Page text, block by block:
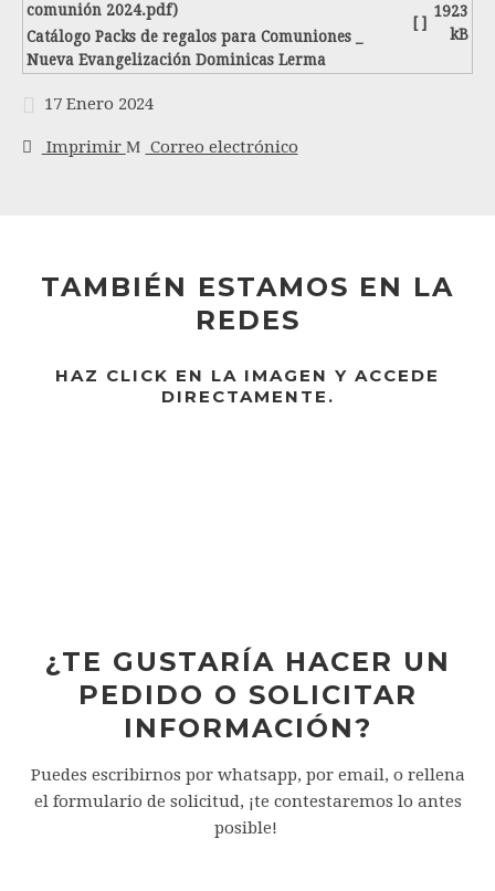
Catálogo Packs de regalos para Comuniones _
Nueva Evangelización Dominicas Lerma
[ ]
1923
kB
17 Enero 2024
Imprimir Correo electrónico
TAMBIÉN ESTAMOS EN LA
REDES
HAZ CLICK EN LA IMAGEN Y ACCEDE
DIRECTAMENTE.
¿TE GUSTARÍA HACER UN
PEDIDO O SOLICITAR
INFORMACIÓN?
Puedes escribirnos por whatsapp, por email, o rellena
el formulario de solicitud, ¡te contestaremos lo antes
posible!